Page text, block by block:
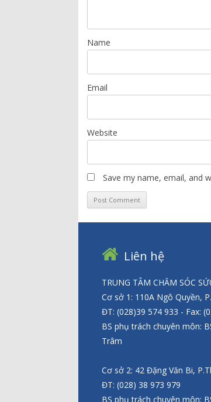
Name
Email
Website
Save my name, email, and
Liên hệ
TRUNG TÂM CHĂM SÓC
Cơ sở 1: 110A Ngô Quyền,
ĐT: (028)39 574 933 - Fax:
BS phụ trách chuyên môn:
Trâm
Cơ sở 2: 42 Đặng Văn Bi,
ĐT: (028) 38 973 979
BS phụ trách chuyên môn: